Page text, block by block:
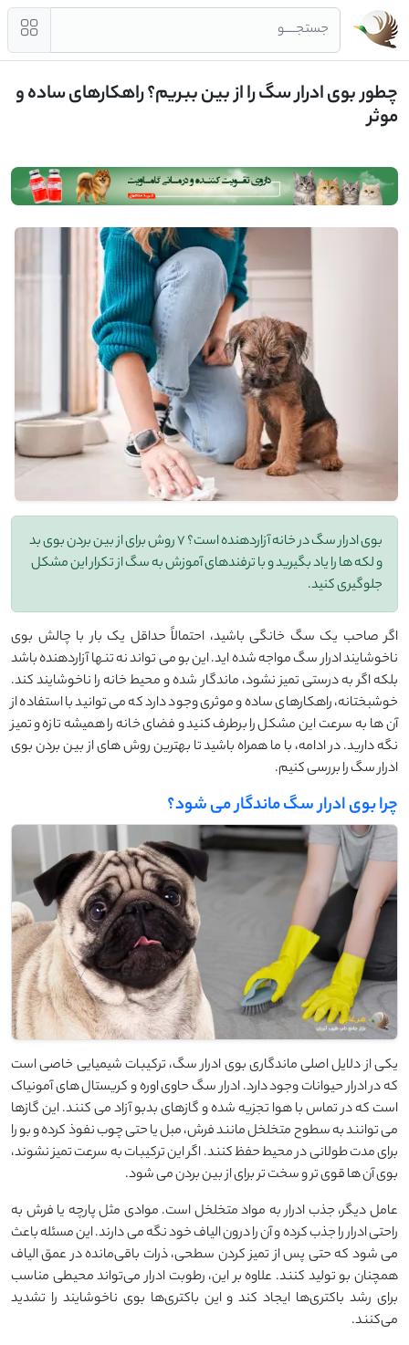
جستجــــو
چطور بوی ادرار سگ را از بین ببریم؟ راهکارهای ساده و
موثر
بوی ادرار سگ در خانه آزاردهنده است؟ 7 روش برای از بین بردن بوی بد
و لکه‌ ها را یاد بگیرید و با ترفندهای آموزش به سگ از تکرار این مشکل
جلوگیری کنید.
اگر صاحب یک سگ خانگی باشید، احتمالاً حداقل یک بار با چالش بوی
ناخوشایند ادرار سگ مواجه شده ‌اید. این بو می ‌تواند نه‌ تنها آزاردهنده باشد
بلکه اگر به درستی تمیز نشود، ماندگار شده و محیط خانه را ناخوشایند کند.
خوشبختانه، راهکارهای ساده و موثری وجود دارد که می ‌توانید با استفاده از
آن‌ ها به‌ سرعت این مشکل را برطرف کنید و فضای خانه‌ را همیشه تازه و تمیز
نگه دارید. در ادامه، با ما همراه باشید تا بهترین روش ‌های از بین بردن بوی
ادرار سگ را بررسی کنیم.
چرا بوی ادرار سگ ماندگار می ‌شود؟
یکی از دلایل اصلی ماندگاری بوی ادرار سگ، ترکیبات شیمیایی خاصی است
که در ادرار حیوانات وجود دارد. ادرار سگ حاوی اوره و کریستال‌ های آمونیاک
است که در تماس با هوا تجزیه شده و گازهای بدبو آزاد می ‌کنند. این گازها
می ‌توانند به سطوح متخلخل مانند فرش، مبل یا حتی چوب نفوذ کرده و بو را
برای مدت طولانی در محیط حفظ کنند. اگر این ترکیبات به سرعت تمیز نشوند،
بوی آن‌ ها قوی ‌تر و سخت ‌تر برای از بین بردن می ‌شود.
عامل دیگر، جذب ادرار به مواد متخلخل است. موادی مثل پارچه یا فرش به
راحتی ادرار را جذب کرده و آن را درون الیاف خود نگه می ‌دارند. این مسئله باعث
می‌ شود که حتی پس از تمیز کردن سطحی، ذرات باقی‌مانده در عمق الیاف
همچنان بو تولید کنند. علاوه بر این، رطوبت ادرار می‌تواند محیطی مناسب
برای رشد باکتری‌ها ایجاد کند و این باکتری‌ها بوی ناخوشایند را تشدید
می‌کنند.